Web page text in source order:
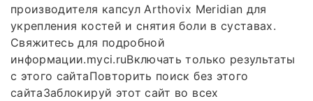
производителя капсул Arthovix Meridian для
укрепления костей и снятия боли в суставах.
Свяжитесь для подробной
информации.myci.ruВключать только результаты
с этого сайтаПовторить поиск без этого
сайтаЗаблокируй этот сайт во всех